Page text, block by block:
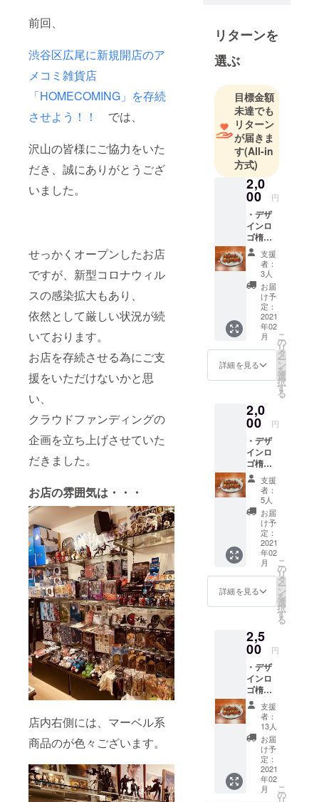
前回、
渋谷区広尾に新規開店のア
メコミ雑貨店
「HOMECOMING」を存続
させよう！！
では、
沢山の皆様にご協力をいた
だき、誠にありがとうござ
いました。
せっかくオープンしたお店
ですが、新型コロナウィル
スの感染拡大もあり、
依然として厳しい状況が続
いております。
お店を存続させる為にご支
援をいただけないかと思
い、
クラウドファンディングの
企画を立ち上げさせていた
だきました。
お店の雰囲気は・・・
店内右側には、マーベル系
商品のが色々ございます。
のを仕事に
したいとい
う思いか
ら、29歳の
時に今いる
業界に転職
しました。
現在、アメ
リカンコ
ミックを取
り扱ってい
る店舗も数
店舗しかな
く、好きな
方の交流や
購入の場を
作りたいと
思って、店
舗を作りま
した。
リターンを
選ぶ
目標金額
未達でも
リターン
が届きま
す(All-in
方式)
2,0
00 円
・デザ
インロ
ゴ楕円
形缶
バッジ
（楕円
形缶
バッジ
70×45
mm） ※
楕円形
缶バッ
ジはイ
メージ
デザイ
ンの為
物と異
なる場
合もご
ざいま
すの
で、予
めご了
承くだ
さい。
・オリ
ジナル
ロゴ缶
バッジ
＆マグ
ネット
セット
（缶
Φ57mm
/マグ
ネット
サイ
ズ：
Φ76mm
）
支援
者：
3人
お届
け予
定：
2021
年02
月
詳細を見る
こ
の
リ
タ
ー
ン
を
選
択
す
る
2,0
00 円
・デザ
インロ
ゴ楕円
形缶
バッジ
（楕円
形缶
バッジ
70×45
mm） ※
楕円形
缶バッ
ジはイ
メージ
デザイ
ンの為
物と異
なる場
合もご
ざいま
すの
で、予
めご了
承くだ
さい。
・オリ
ジナル
ロゴ
モーテ
ルキー
ホル
支援
者：
5人
お届
け予
定：
2021
年02
月
詳細を見る
こ
の
リ
タ
ー
ン
を
選
択
す
る
2,5
00 円
・デザ
インロ
ゴ楕円
形缶
バッジ
（楕円
形缶
バッジ
70×45
mm）
・デザ
インロ
支援
者：
13人
お届
け予
定：
2021
年02
月
こ
の